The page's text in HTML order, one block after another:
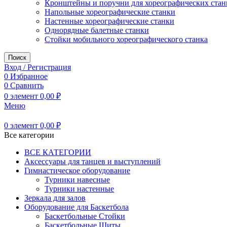
Кронштейны и поручни для хореографических
Напольные хореографические станки
Настенные хореографические станки
Однорядные балетные станки
Стойки мобильного хореографического станка
Поиск
Вход / Регистрация
0 Избранное
0 Сравнить
0 элемент 0,00 ₽
Меню
0 элемент 0,00 ₽
Все категории
ВСЕ КАТЕГОРИИ
Аксессуары для танцев и выступлений
Гимнастическое оборудование
Турники навесные
Турники настенные
Зеркала для залов
Оборудование для Баскетбола
Баскетбольные Стойки
Баскетбольные Щиты